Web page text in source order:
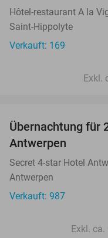
Hôtel-restaurant A la
Saint-Hippolyte
Verkauft: 169
Exkl.
Übernachtung für
Antwerpen
Secret 4-star Hotel
Antwerpen
Verkauft: 987
Exkl. ca.